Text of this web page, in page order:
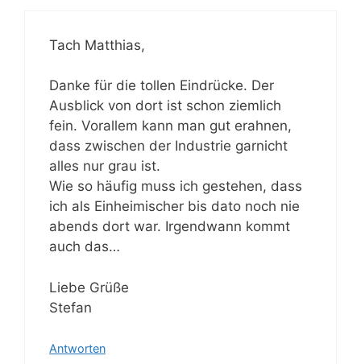
Tach Matthias,
Danke für die tollen Eindrücke. Der
Ausblick von dort ist schon ziemlich
fein. Vorallem kann man gut erahnen,
dass zwischen der Industrie garnicht
alles nur grau ist.
Wie so häufig muss ich gestehen, dass
ich als Einheimischer bis dato noch nie
abends dort war. Irgendwann kommt
auch das…
Liebe Grüße
Stefan
Antworten